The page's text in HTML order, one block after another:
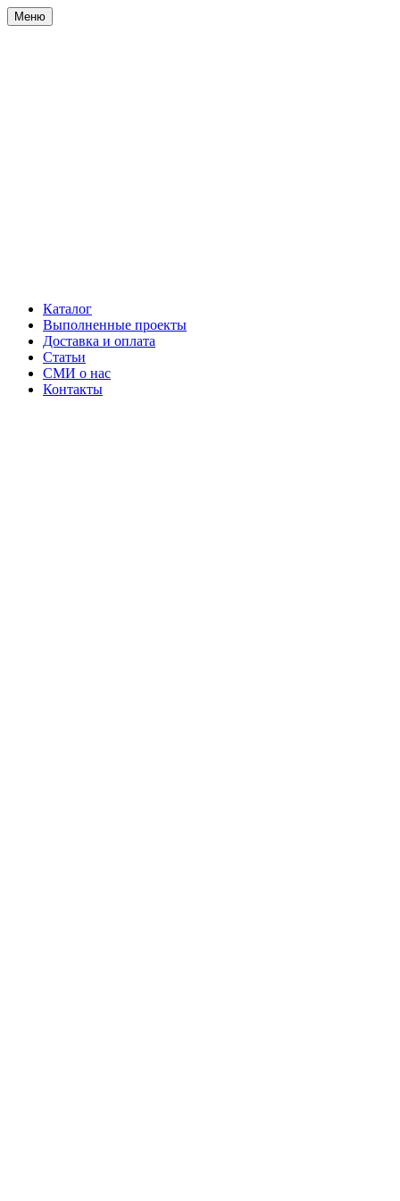
Меню
Каталог
Выполненные проекты
Доставка и оплата
Статьи
СМИ о нас
Контакты